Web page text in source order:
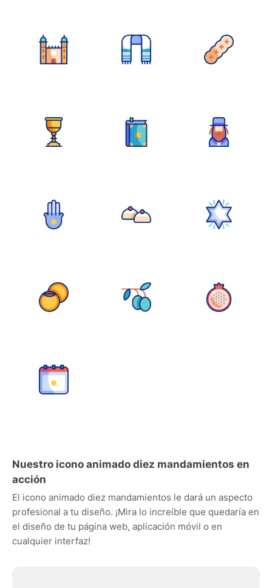
Nuestro icono animado diez mandamientos en
acción
El icono animado diez mandamientos le dará un aspecto
profesional a tu diseño. ¡Mira lo increíble que quedaría en
el diseño de tu página web, aplicación móvil o en
cualquier interfaz!